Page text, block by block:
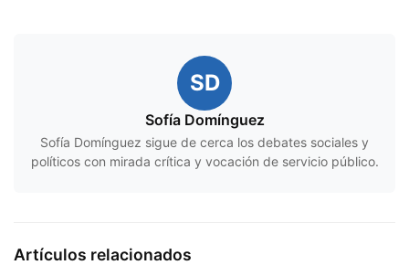
SD
Sofía Domínguez
Sofía Domínguez sigue de cerca los debates sociales y
políticos con mirada crítica y vocación de servicio público.
Artículos relacionados